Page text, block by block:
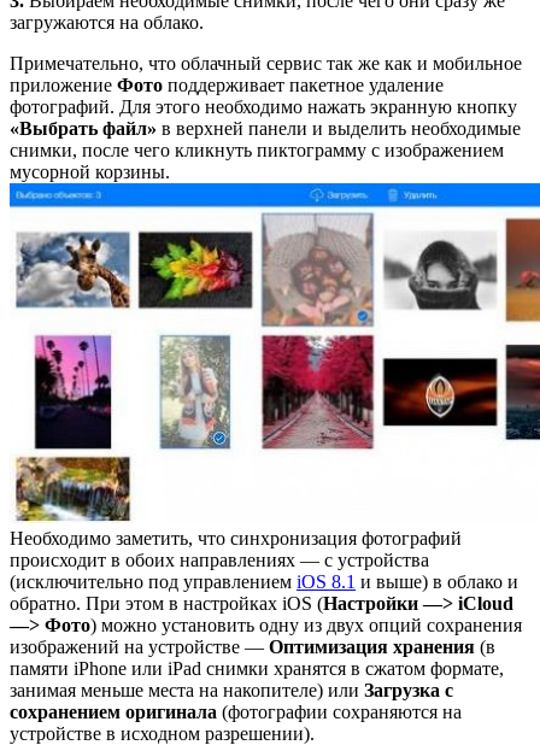
загружаются на облако.
Примечательно, что облачный сервис так же как и мобильное
приложение Фото поддерживает пакетное удаление
фотографий. Для этого необходимо нажать экранную кнопку
«Выбрать файл» в верхней панели и выделить необходимые
снимки, после чего кликнуть пиктограмму с изображением
мусорной корзины.
Необходимо заметить, что синхронизация фотографий
происходит в обоих направлениях — с устройства
(исключительно под управлением iOS 8.1 и выше) в облако и
обратно. При этом в настройках iOS (Наcтройки —> iCloud
—> Фото) можно установить одну из двух опций сохранения
изображений на устройстве — Оптимизация хранения (в
памяти iPhone или iPad снимки хранятся в сжатом формате,
занимая меньше места на накопителе) или Загрузка с
сохранением оригинала (фотографии сохраняются на
устройстве в исходном разрешении).